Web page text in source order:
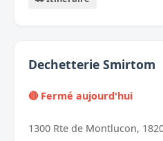
Dechetterie Smirtom
🔴 Fermé aujourd'hui
1300 Rte de Montlucon,